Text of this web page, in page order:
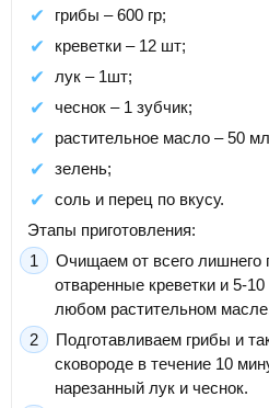
грибы – 600 гр;
креветки – 12 шт;
лук – 1шт;
чеснок – 1 зубчик;
растительное масло – 50
зелень;
соль и перец по вкусу.
Этапы приготовления:
Очищаем от всего лишнего
отваренные креветки и 5-
любом растительном
Подготавливаем грибы и
сковороде в течение 10
нарезанный лук и чеснок.